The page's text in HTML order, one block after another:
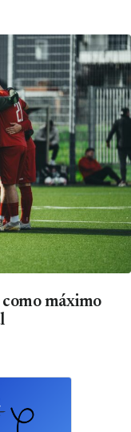
como máximo